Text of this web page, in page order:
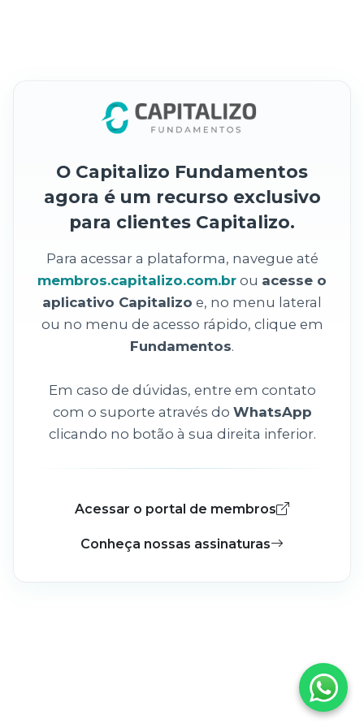
O Capitalizo Fundamentos
agora é um recurso exclusivo
para clientes Capitalizo.
Para acessar a plataforma, navegue até
membros.capitalizo.com.br ou acesse o
aplicativo Capitalizo e, no menu lateral
ou no menu de acesso rápido, clique em
Fundamentos.
Em caso de dúvidas, entre em contato
com o suporte através do WhatsApp
clicando no botão à sua direita inferior.
Acessar o portal de membros
Conheça nossas assinaturas